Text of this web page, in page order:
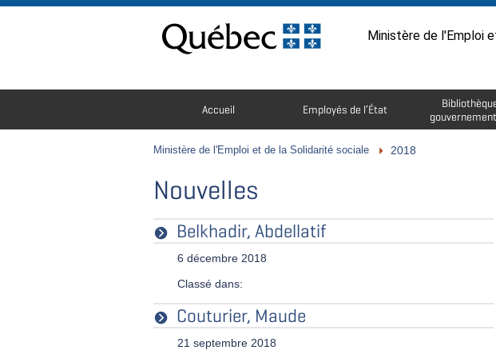
Ministère de l'Emploi
Accueil Employés de l’État
êtes
Ministère de l'Emploi et de la Solidarité sociale 2018
Nouvelles
Belkhadir, Abdellatif
6 décembre 2018
Classé dans:
Couturier, Maude
21 septembre 2018